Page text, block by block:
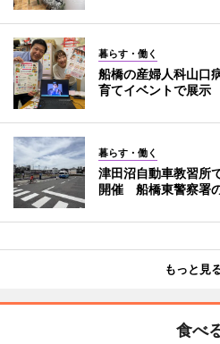
暮らす・働く
船橋の産婦人科山口
育てイベントで展示
暮らす・働く
津田沼自動車教習所
開催 船橋東警察署
もっと見
食べ